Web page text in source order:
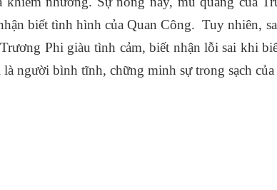
biết tình hình của Quan Công. Tuy nhiên,
Phi giàu tình cảm, biết nhận lỗi sai khi
người bình tĩnh, chững minh sự trong sạch